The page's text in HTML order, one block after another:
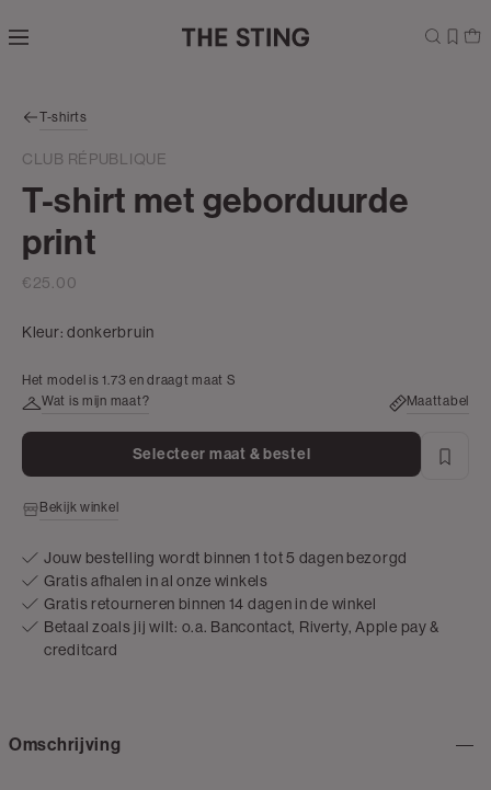
direct naar
zoekbalk
naar de
footer
T-shirts
CLUB RÉPUBLIQUE
T-shirt met geborduurde
print
€25.00
Kleur:donkerbruin
Het model is 1.73 en draagt maat S
Wat is mijn maat?
Maattabel
Selecteer maat & bestel
Bekijk winkel
Jouw bestelling wordt binnen 1 tot 5 dagen bezorgd
Gratis afhalen in al onze winkels
Gratis retourneren binnen 14 dagen in de winkel
Betaal zoals jij wilt: o.a. Bancontact, Riverty, Apple pay &
creditcard
Omschrijving